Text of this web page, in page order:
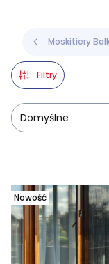
Moskitiery
Filtry
Domyślne
Nowość